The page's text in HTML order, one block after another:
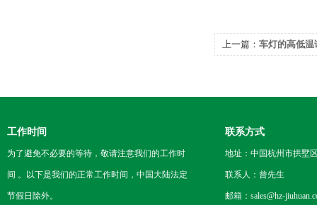
上一篇： 车灯的高低温
工作时间
为了避免不必要的等待，敬请注意我们的工作时
间 。以下是我们的正常工作时间，中国大陆法定
节假日除外。
联系方式
地址：中国杭州市拱墅
联系人：曾先生
邮箱：sales@hz-